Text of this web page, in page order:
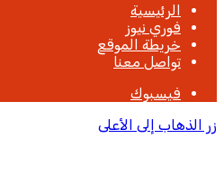
الرئيسية
فوري نيوز
خريطة الموقع
تواصل معنا
فيسبوك
زر الذهاب إلى الأعلى